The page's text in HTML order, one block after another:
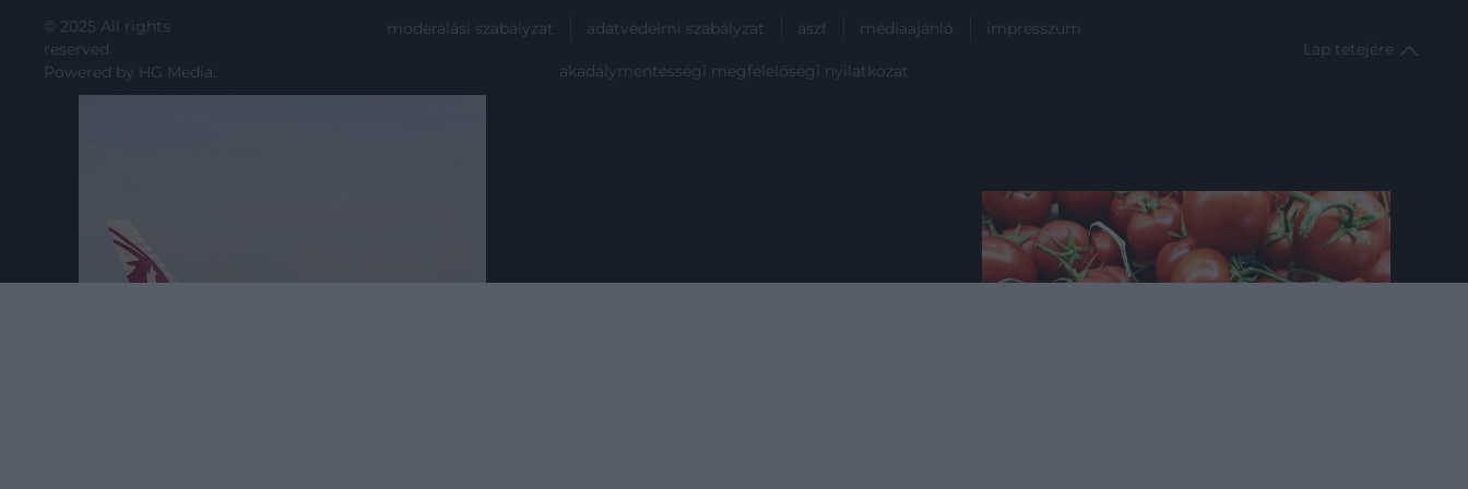
© 2025 All rights
reserved.
Powered by HG Media.
moderálási szabályzat adatvédelmi szabályzat ászf médiaajánló impresszum
akadálymentességi megfelelőségi nyilatkozat
Lap tetejére